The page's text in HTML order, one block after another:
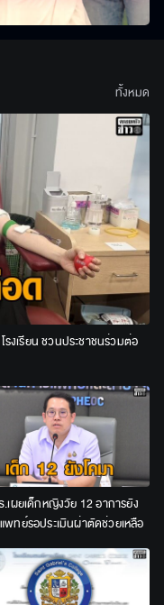
รงเรียน ชวนประชาชนร่วมต่อ
.เผยเด็กหญิงวัย 12 อาการยัง
พทย์รอประเมินผ่าตัดช่วยเหลือ
ทั้งหมด